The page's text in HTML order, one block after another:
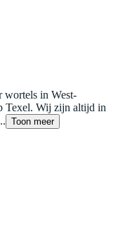
wortels in West-
Texel. Wij zijn altijd in
Toon meer